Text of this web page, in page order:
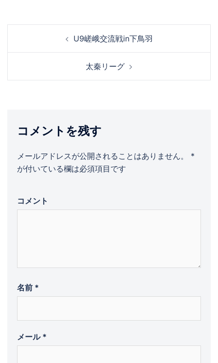
ゲ
ン
U9嵯峨交流戦in下鳥羽
太秦リーグ
コメントを残す
メールアドレスが公開されることはありません。
*
が付いている欄は必須項目です
コメント
名前 *
メール *